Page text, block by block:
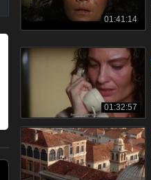
01:41:14
01:32:57